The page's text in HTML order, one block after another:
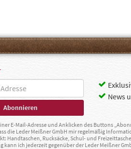
News
E-Mail-Adresse und Anklicken des Buttons
die Leder Meißner GmbH mir regelmäßig
Handtaschen, Rucksäcke, Schul- und
kann ich jederzeit gegenüber der Leder Meißner